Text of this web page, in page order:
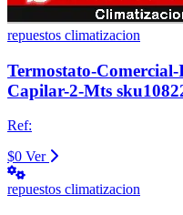
repuestos climatizacion
Termostato-
Capilar-2-Mts
Ref:
$0 Ver
repuestos climatizacion